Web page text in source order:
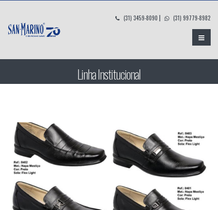
(31) 3459-8090 | (31) 99779-8982
Linha Institucional